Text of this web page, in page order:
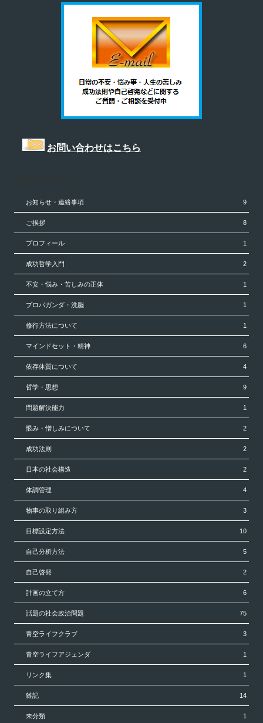
お問い合わせはこちら
お知らせ・連絡事項 9
ご挨拶 8
プロフィール 1
成功哲学入門 2
不安・悩み・苦しみの正体 1
プロパガンダ・洗脳 1
修行方法について 1
マインドセット・精神 6
依存体質について 4
哲学・思想 9
問題解決能力 1
恨み・憎しみについて 2
成功法則 2
日本の社会構造 2
体調管理 4
物事の取り組み方 3
目標設定方法 10
自己分析方法 5
自己啓発 2
計画の立て方 6
話題の社会政治問題 75
青空ライフクラブ 3
青空ライフアジェンダ 1
リンク集 1
雑記 14
未分類 1